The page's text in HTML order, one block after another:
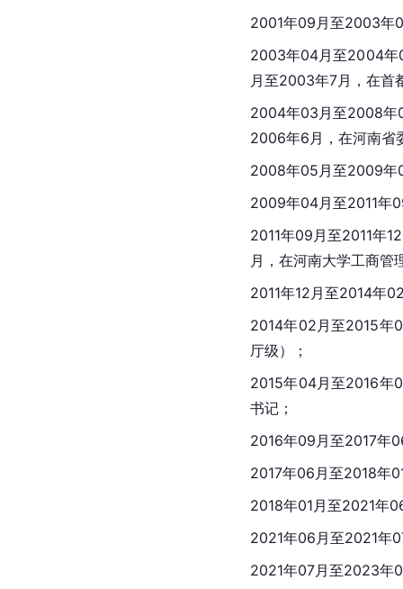
2001年09月至2003年
2003年04月至2004年
月至2003年7月，在首
2004年03月至2008年
2006年6月，在河南省
2008年05月至2009年
2009年04月至2011年
2011年09月至2011年
月，在河南大学工商管
2011年12月至2014年
2014年02月至2015年
厅级）；
2015年04月至2016年
书记；
2016年09月至2017年
2017年06月至2018年
2018年01月至2021年
2021年06月至2021年
2021年07月至2023年